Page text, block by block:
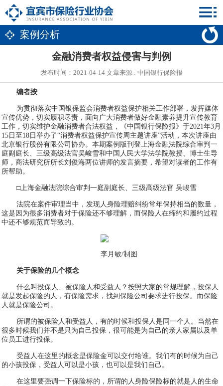
案例分析
金融消费者权益侵害与判例
发布时间：2021-04-14 文章来源 : 中国银行保险报
编者按
为贯彻落实中国银保监会消费者权益保护相关工作部署，发挥媒体
宣传优势，切实履职尽责，面向广大消费者做好金融素养提升宣传教育
工作，切实维护金融消费者合法权益，《中国银行保险报》于2021年3月
15日至18日举办了“消费者权益保护宣传周主题讲座”活动，本次讲座由
北京银行股份有限公司协办。本期案例版刊登上海金融法院综合审判一
庭副庭长、三级高级法官吴峻雪和中国人民大学法学院教授、博士生导
师，商法研究所所长刘俊海两位讲师的发言摘要，希望对读者的工作有
所帮助。
□上海金融法院综合审判一庭副庭长、三级高级法官 吴峻雪
法院在案件审理当中，发现人身险理赔纠纷常年保持相当的数量，
这是因为很多消费者对于保险还不够理解，而保险人在缔约和履约过程
中还不够规范而导致的。
李月敏/制图
关于保险的几个概念
什么叫投保人、被保险人和受益人？按照大家的常规理解，投保人
就是发起保险的人，有保险需求，找到保险公司要求进行投保。而保险
人就是保险公司。
所谓的被保险人和受益人，有的时候和投保人是同一个人。当然在
很多时候我们并不是只为自己投保，很可能是为自己的亲人家属以及单
位员工进行投保。
受益人在这里的概念是保险金可以交付给谁。我们有的时候为自己
的小孩投保，受益人可以是小孩，也可以是我们自己。
在这里要强调一下保险标的，所谓的人身险保险标的就是人的生命